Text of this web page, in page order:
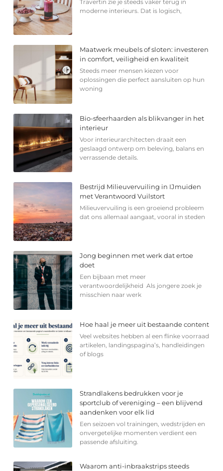
Travertin zie je steeds vaker terug in
moderne interieurs. Dat is logisch,
Maatwerk meubels of sloten: investeren
in comfort, veiligheid en kwaliteit
Steeds meer mensen kiezen voor
oplossingen die perfect aansluiten op hun
woning
Bio-sfeerhaarden als blikvanger in het
interieur
Voor interieurarchitecten draait een
geslaagd ontwerp om beleving, balans en
verrassende details.
Bestrijd Milieuvervuiling in IJmuiden
met Verantwoord Vuilstort
Milieuvervuiling is een groeiend probleem
dat ons allemaal aangaat, vooral in steden
Jong beginnen met werk dat ertoe
doet
Een bijbaan met meer
verantwoordelijkheid Als jongere zoek je
misschien naar werk
Hoe haal je meer uit bestaande content
Veel websites hebben al een flinke voorraad
artikelen, landingspagina’s, handleidingen
of blogs
Strandlakens bedrukken voor je
sportclub of vereniging – een blijvend
aandenken voor elk lid
Een seizoen vol trainingen, wedstrijden en
onvergetelijke momenten verdient een
passende afsluiting.
Waarom anti-inbraakstrips steeds